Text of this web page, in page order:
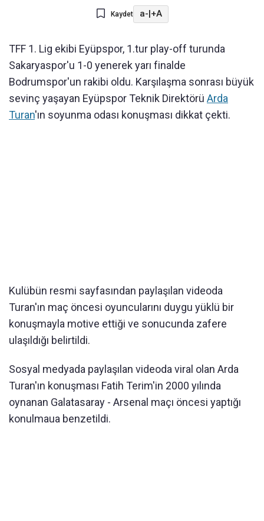
Kaydet a-|+A
TFF 1. Lig ekibi Eyüpspor, 1.tur play-off turunda
Sakaryaspor'u 1-0 yenerek yarı finalde
Bodrumspor'un rakibi oldu. Karşılaşma sonrası büyük
sevinç yaşayan Eyüpspor Teknik Direktörü Arda
Turan'ın soyunma odası konuşması dikkat çekti.
Kulübün resmi sayfasından paylaşılan videoda
Turan'ın maç öncesi oyuncularını duygu yüklü bir
konuşmayla motive ettiği ve sonucunda zafere
ulaşıldığı belirtildi.
Sosyal medyada paylaşılan videoda viral olan Arda
Turan'ın konuşması Fatih Terim'in 2000 yılında
oynanan Galatasaray - Arsenal maçı öncesi yaptığı
konulmaua benzetildi.